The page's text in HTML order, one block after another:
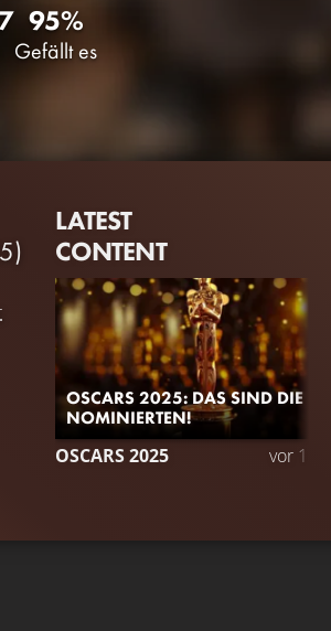
95%
Gefällt es
LATEST
CONTENT
OSCARS 2025: DAS SIND DIE
NOMINIERTEN!
OSCARS 2025 vor 1 Jahr